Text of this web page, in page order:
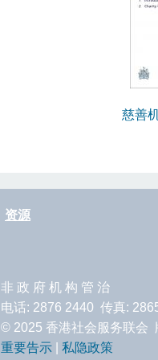
慈善
资源
非 政 府 机 构 管 治
电话: 2876 2440 传真:
© 2025 香港社会服务联
重要告示
私隐政策